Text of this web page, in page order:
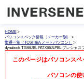
HOME >
パソコンスペック情報（メーカー別）
>
型番一覧（TOSHIBA ノートパソコン）
>
dynabook TX/66JBL PATX66JLPBL プレシャス
このページはパソコンス
パソコンの使